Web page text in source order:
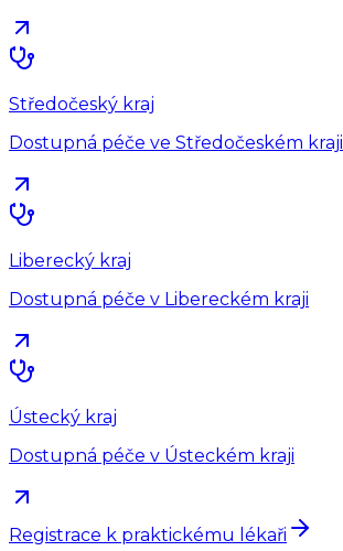
Středočeský kraj
Dostupná péče ve Středočeském kraji
Liberecký kraj
Dostupná péče v Libereckém kraji
Ústecký kraj
Dostupná péče v Ústeckém kraji
Registrace k praktickému lékaři